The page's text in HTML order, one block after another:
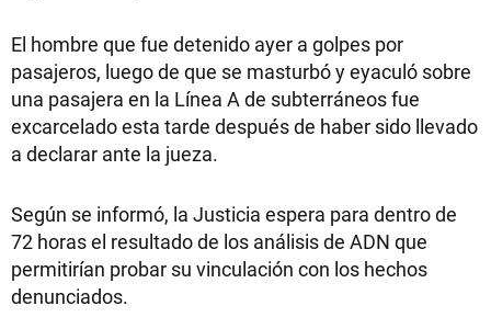
El hombre que fue detenido ayer a golpes por
pasajeros, luego de que se masturbó y eyaculó sobre
una pasajera en la Línea A de subterráneos fue
excarcelado esta tarde después de haber sido llevado
a declarar ante la jueza.
Según se informó, la Justicia espera para dentro de
72 horas el resultado de los análisis de ADN que
permitirían probar su vinculación con los hechos
denunciados.
HORÓSCOPO
Seguinos